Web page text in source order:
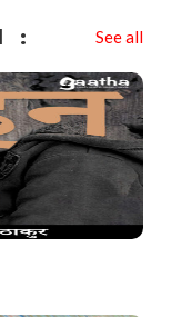
See all